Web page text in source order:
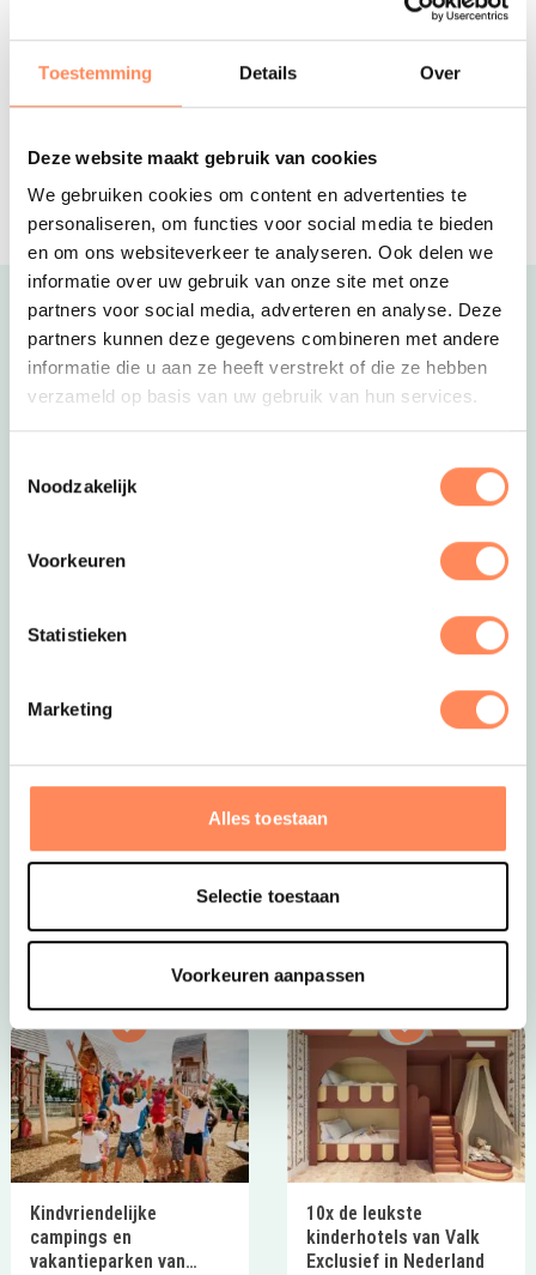
Toestemming Details Over
Deze website maakt gebruik van cookies
We gebruiken cookies om content en advertenties te
personaliseren, om functies voor social media te bieden
en om ons websiteverkeer te analyseren. Ook delen we
informatie over uw gebruik van onze site met onze
partners voor social media, adverteren en analyse. Deze
partners kunnen deze gegevens combineren met andere
informatie die u aan ze heeft verstrekt of die ze hebben
verzameld op basis van uw gebruik van hun services.
Noodzakelijk
Voorkeuren
Statistieken
Marketing
Alles toestaan
Selectie toestaan
Voorkeuren aanpassen
Óp en top natuurervaring op deze
met veel te doen voor de kinderen en
Reserveer
Uitgelicht
van de natuur. De camping ligt midden in Nationaal
heidevelden en beekdalen. Hier kun je met een beetje
geluk wilde dieren spotten!
Bekijk Huttopia de Meinweg
Kindvriendelijke
campings en
vakantieparken van
10x de leukste
kinderhotels van Valk
Exclusief in Nederland